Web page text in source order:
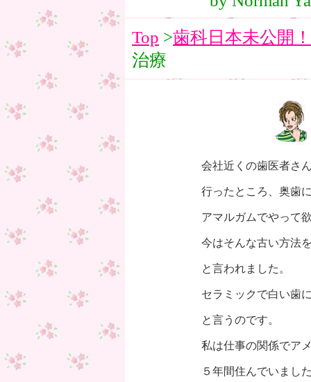
Top >歯科日本未公開
治療
会社近くの歯医者さ
行ったところ、奥歯
アマルガムでやって
今はそんな古い方法
と言われました。
セラミックで白い歯
と言うのです。
私は仕事の関係でア
５年間住んでいまし